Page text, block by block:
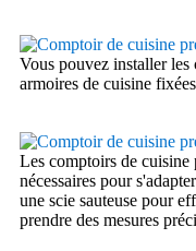
Vous pouvez installer
armoires de cuisine
Les comptoirs de cuisine
nécessaires pour
une scie sauteuse pour
prendre des mesures